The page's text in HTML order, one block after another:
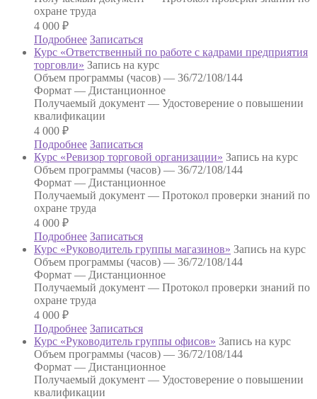
охране труда
4 000 ₽
Подробнее Записаться
Курс «Ответственный по работе с кадрами предприятия
торговли» Запись на курс
Объем программы (часов) — 36/72/108/144
Формат — Дистанционное
Получаемый документ — Удостоверение о повышении
квалификации
4 000 ₽
Подробнее Записаться
Курс «Ревизор торговой организации» Запись на курс
Объем программы (часов) — 36/72/108/144
Формат — Дистанционное
Получаемый документ — Протокол проверки знаний по
охране труда
4 000 ₽
Подробнее Записаться
Курс «Руководитель группы магазинов» Запись на курс
Объем программы (часов) — 36/72/108/144
Формат — Дистанционное
Получаемый документ — Протокол проверки знаний по
охране труда
4 000 ₽
Подробнее Записаться
Курс «Руководитель группы офисов» Запись на курс
Объем программы (часов) — 36/72/108/144
Формат — Дистанционное
Получаемый документ — Удостоверение о повышении
квалификации